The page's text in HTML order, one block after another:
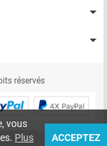
réservés
vous
Plus ACCEPTEZ